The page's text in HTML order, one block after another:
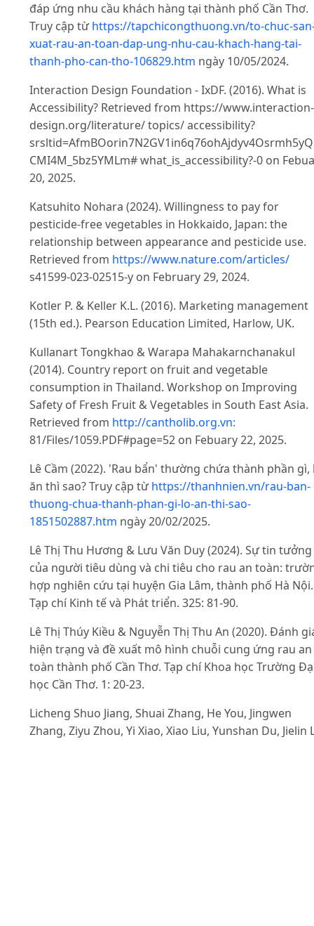
đáp ứng nhu cầu khách hàng tại thành phố Cần Thơ.
Truy cập từhttps://tapchicongthuong.vn/to-chuc-
xuat-rau-an-toan-dap-ung-nhu-cau-khach-hang-tai-
thanh-pho-can-tho-106829.htm ngày 10/05/2024.
Interaction Design Foundation - IxDF. (2016). What is
Accessibility? Retrieved from https://www.interaction-
design.org/literature/ topics/ accessibility?
CMI4M_5bz5YMLm# what_is_accessibility?-0 on
20, 2025.
Katsuhito Nohara (2024). Willingness to pay for
pesticide-free vegetables in Hokkaido, Japan: the
relationship between appearance and pesticide use.
Retrieved from https://www.nature.com/articles/
s41599-023-02515-y on February 29, 2024.
Kotler P. & Keller K.L. (2016). Marketing management
(15th ed.). Pearson Education Limited, Harlow, UK.
Kullanart Tongkhao & Warapa Mahakarnchanakul
(2014). Country report on fruit and vegetable
consumption in Thailand. Workshop on Improving
Safety of Fresh Fruit & Vegetables in South East Asia.
Retrieved from http://cantholib.org.vn:
81/Files/1059.PDF#page=52 on Febuary 22, 2025.
Lê Cầm (2022). 'Rau bẩn' thường chứa thành phần gì,
ăn thì sao? Truy cập từhttps://thanhnien.vn/rau-ban-
thuong-chua-thanh-phan-gi-lo-an-thi-sao-
1851502887.htm ngày 20/02/2025.
Lê Thị Thu Hương & Lưu Văn Duy (2024). Sự tin tưởng
của người tiêu dùng và chi tiêu cho rau an toàn:
hợp nghiên cứu tại huyện Gia Lâm, thành phố Hà Nội.
Tạp chí Kinh tế và Phát triển. 325: 81-90.
Lê Thị Thúy Kiều & Nguyễn Thị Thu An (2020). Đánh
hiện trạng và đề xuất mô hình chuỗi cung ứng rau an
toàn thành phố Cần Thơ. Tạp chí Khoa học Trường
học Cần Thơ. 1: 20-23.
Licheng Shuo Jiang, Shuai Zhang, He You, Jingwen
Zhang, Ziyu Zhou, Yi Xiao, Xiao Liu, Yunshan Du, Jielin